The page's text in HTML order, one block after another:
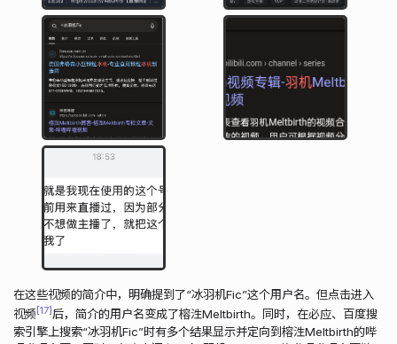
在这些视频的简介中，明确提到了“冰羽机Fic”这个用户名。但点击进入
视频 17 后，简介的用户名变成了榕泩Meltbirth。同时，在必应、百度搜
索引擎上搜索“冰羽机Fic”时有多个结果显示并定向到榕泩Meltbirth的哔